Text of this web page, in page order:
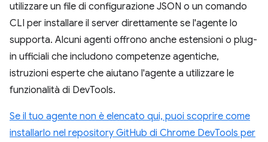
utilizzare un file di configurazione JSON o un comando
CLI per installare il server direttamente se l'agente lo
supporta. Alcuni agenti offrono anche estensioni o plug-
in ufficiali che includono competenze agentiche,
istruzioni esperte che aiutano l'agente a utilizzare le
funzionalità di DevTools.
Se il tuo agente non è elencato qui, puoi scoprire come
installarlo nel repository GitHub di Chrome DevTools per